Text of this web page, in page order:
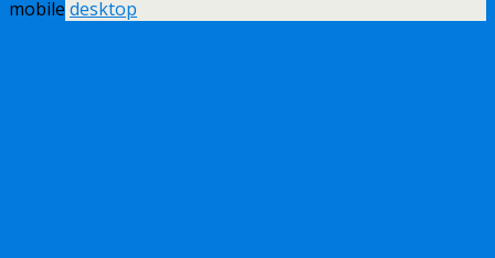
mobile desktop